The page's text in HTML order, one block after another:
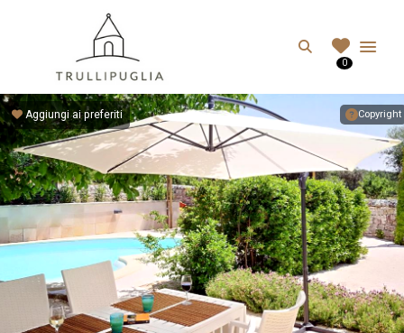
Search
0
Copyright
Aggiungi ai preferiti